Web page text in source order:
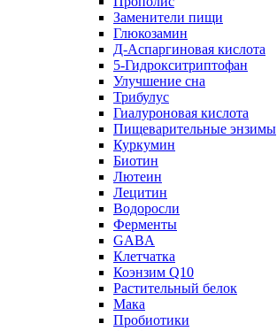
Заменители пищи
Глюкозамин
Д-Аспаргиновая кислота
5-Гидрокситриптофан
Улучшение сна
Трибулус
Гиалуроновая кислота
Пищеварительные энзимы
Куркумин
Биотин
Лютеин
Лецитин
Водоросли
Ферменты
GABA
Клетчатка
Коэнзим Q10
Растительный белок
Мака
Пробиотики